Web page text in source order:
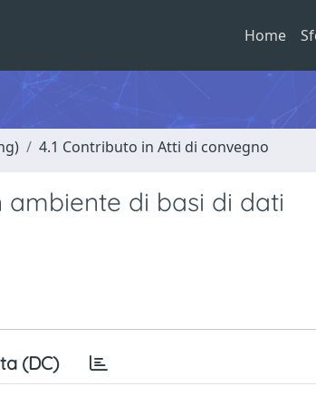
Home
4.1 Contributo in Atti di convegno
ambiente di basi di dati
(DC)